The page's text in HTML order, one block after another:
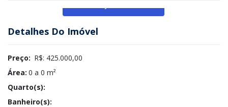
Detalhes Do Imóvel
Preço: R$: 425.000,00
Área: 0 a 0 m²
Quarto(s):
Banheiro(s):